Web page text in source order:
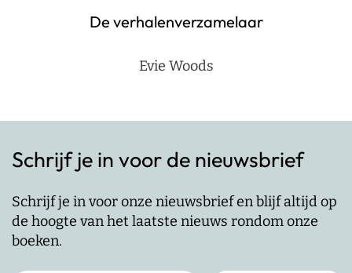
De verhalenverzamelaar
Evie Woods
Schrijf je in voor de nieuwsbrief
Schrijf je in voor onze nieuwsbrief en blijf altijd op
de hoogte van het laatste nieuws rondom onze
boeken.